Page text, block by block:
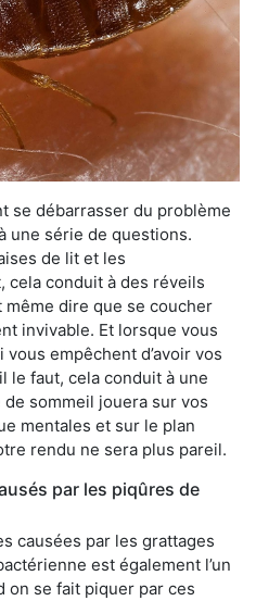
se débarrasser du problème
une série de questions.
de lit et les
cela conduit à des réveils
dire que se coucher
invivable. Et lorsque vous
empêchent d’avoir vos
le faut, cela conduit à une
sommeil jouera sur vos
mentales et sur le plan
rendu ne sera plus pareil.
par les piqûres de
causées par les grattages
est également l’un
on se fait piquer par ces